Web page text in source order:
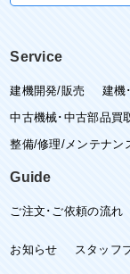
Service
建機開発/販売 建機
中古機械･中古部品買
整備/修理/メンテナン
Guide
ご注文･ご依頼の流れ
お知らせ スタッフ